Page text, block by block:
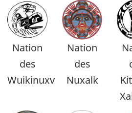
Nation
des
Wuikinuxv
Nation
des
Nuxalk